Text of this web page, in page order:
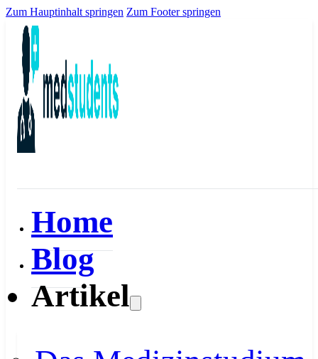
Zum Hauptinhalt springen Zum Footer springen
Home
Blog
Artikel